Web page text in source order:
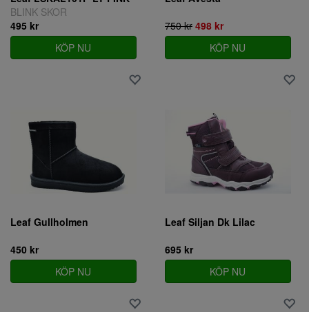
BLINK SKOR
495 kr
KÖP NU
750 kr 498 kr
KÖP NU
Leaf Gullholmen
450 kr
KÖP NU
Leaf Siljan Dk Lilac
695 kr
KÖP NU